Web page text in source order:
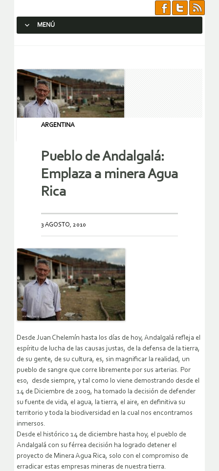
MENÚ
ARGENTINA
Pueblo de Andalgalá:
Emplaza a minera Agua
Rica
3 AGOSTO, 2010
Desde Juan Chelemín hasta los días de hoy, Andalgalá refleja el
espíritu de lucha de las causas justas, de la defensa de la tierra,
de su gente, de su cultura, es, sin magnificar la realidad, un
pueblo de sangre que corre libremente por sus arterias. Por
eso, desde siempre, y tal como lo viene demostrando desde el
14 de Diciembre de 2009, ha tomado la decisión de defender
su fuente de vida, el agua, la tierra, el aire, en definitiva su
territorio y toda la biodiversidad en la cual nos encontramos
inmersos.
Desde el histórico 14 de diciembre hasta hoy, el pueblo de
Andalgalá con su férrea decisión ha logrado detener el
proyecto de Minera Agua Rica, solo con el compromiso de
erradicar estas empresas mineras de nuestra tierra.